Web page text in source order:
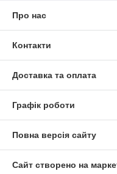
Про нас
Контакти
Доставка та оплата
Графік роботи
Повна версія сайту
Сайт створено на